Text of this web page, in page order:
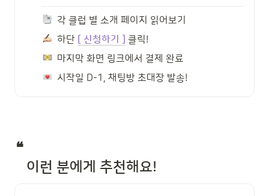
각 클럽 별 소개 페이지 읽어보기
  하단
[ 신청하기 ]
클릭!
  마지막 화면 링크에서 결제 완료
시작일 D-1, 채팅방 초대장 발송!
❝
   이런 분에게 추천해요!